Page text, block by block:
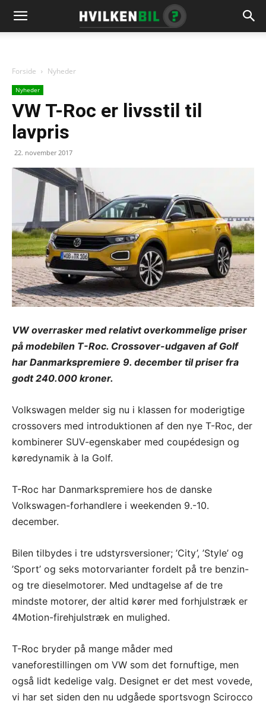
Forside Nyheder
Nyheder
VW T-Roc er livsstil til
lavpris
22. november 2017
VW overrasker med relativt overkommelige priser
på modebilen T-Roc. Crossover-udgaven af Golf
har Danmarkspremiere 9. december til priser fra
godt 240.000 kroner.
Volkswagen melder sig nu i klassen for moderigtige
crossovers med introduktionen af den nye T-Roc, der
kombinerer SUV-egenskaber med coupédesign og
køredynamik à la Golf.
T-Roc har Danmarkspremiere hos de danske
Volkswagen-forhandlere i weekenden 9.-10.
december.
Bilen tilbydes i tre udstyrsversioner; ’City’, ’Style’ og
’Sport’ og seks motorvarianter fordelt på tre benzin-
og tre dieselmotorer. Med undtagelse af de tre
mindste motorer, der altid kører med forhjulstræk er
4Motion-firehjulstræk en mulighed.
T-Roc bryder på mange måder med
vaneforestillingen om VW som det fornuftige, men
også lidt kedelige valg. Designet er det mest vovede,
vi har set siden den nu udgåede sportsvogn Scirocco